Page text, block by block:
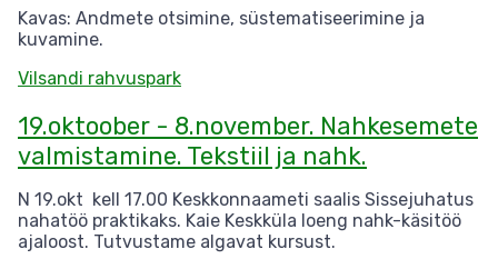
Kavas: Andmete otsimine, süstematiseerimine ja
kuvamine.
Vilsandi rahvuspark
19.oktoober - 8.november. Nahkesemete
valmistamine. Tekstiil ja nahk.
N 19.okt kell 17.00 Keskkonnaameti saalis Sissejuhatus
nahatöö praktikaks. Kaie Keskküla loeng nahk-käsitöö
ajaloost. Tutvustame algavat kursust.